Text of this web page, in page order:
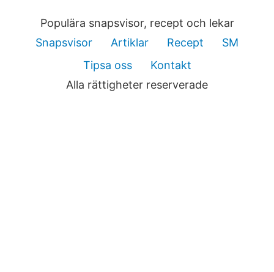
Populära snapsvisor, recept och lekar
Snapsvisor
Artiklar Recept
SM
Tipsa oss
Kontakt
Alla rättigheter reserverade